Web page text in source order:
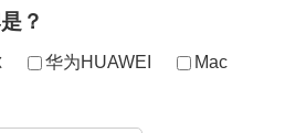
？
华为HUAWEI Mac